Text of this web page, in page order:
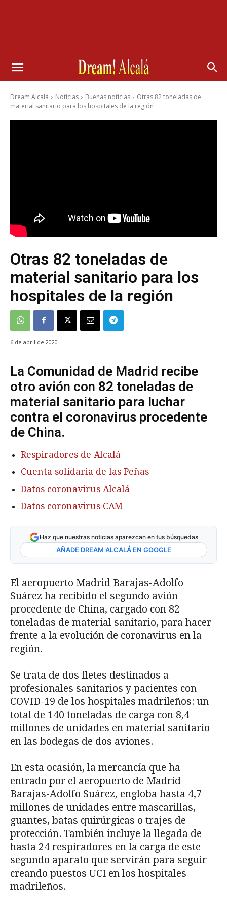
Dream Alcalá Noticias Buenas noticias
Otras 82 toneladas de
material sanitario para los hospitales de la región
Otras 82 toneladas de
material sanitario para los
hospitales de la región
6 de abril de 2020
La Comunidad de Madrid recibe
otro avión con 82 toneladas de
material sanitario para luchar
contra el coronavirus procedente
de China.
Respiradores de Alcalá
Cuenta solidaria de las Peñas
Datos coronavirus Alcalá
Datos coronavirus CAM
Haz que nuestras noticias aparezcan en tus búsquedas
AÑADE DREAM ALCALÁ EN GOOGLE
El aeropuerto Madrid Barajas-Adolfo
Suárez ha recibido el segundo avión
procedente de China, cargado con 82
toneladas de material sanitario, para hacer
frente a la evolución de coronavirus en la
región.
Se trata de dos fletes destinados a
profesionales sanitarios y pacientes con
COVID-19 de los hospitales madrileños: un
total de 140 toneladas de carga con 8,4
millones de unidades en material sanitario
en las bodegas de dos aviones.
En esta ocasión, la mercancía que ha
entrado por el aeropuerto de Madrid
Barajas-Adolfo Suárez, engloba hasta 4,7
millones de unidades entre mascarillas,
guantes, batas quirúrgicas o trajes de
protección. También incluye la llegada de
hasta 24 respiradores en la carga de este
segundo aparato que servirán para seguir
creando puestos UCI en los hospitales
madrileños.